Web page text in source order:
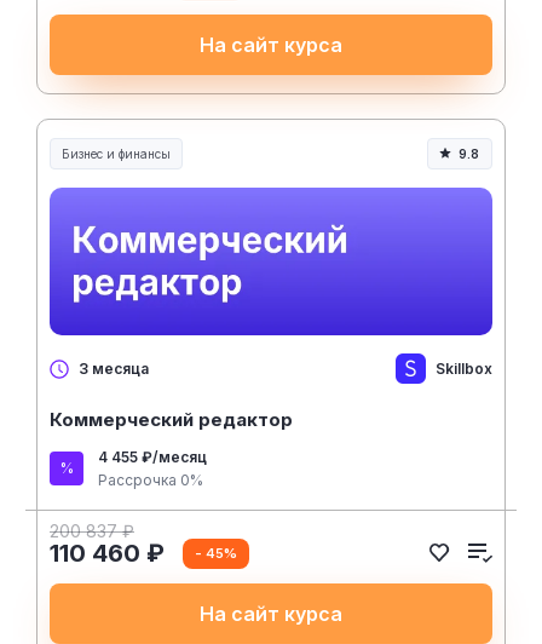
На сайт курса
Бизнес и финансы 9.8
3 месяца Skillbox
Коммерческий редактор
4 455 ₽/месяц
Рассрочка 0%
200 837 ₽
110 460 ₽ - 45%
На сайт курса